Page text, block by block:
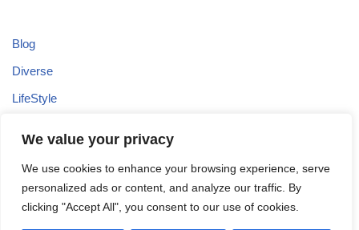
We value your privacy
We use cookies to enhance your browsing experience, serve
personalized ads or content, and analyze our traffic. By
clicking "Accept All", you consent to our use of cookies.
Blog
Diverse
LifeStyle
Uncategorized